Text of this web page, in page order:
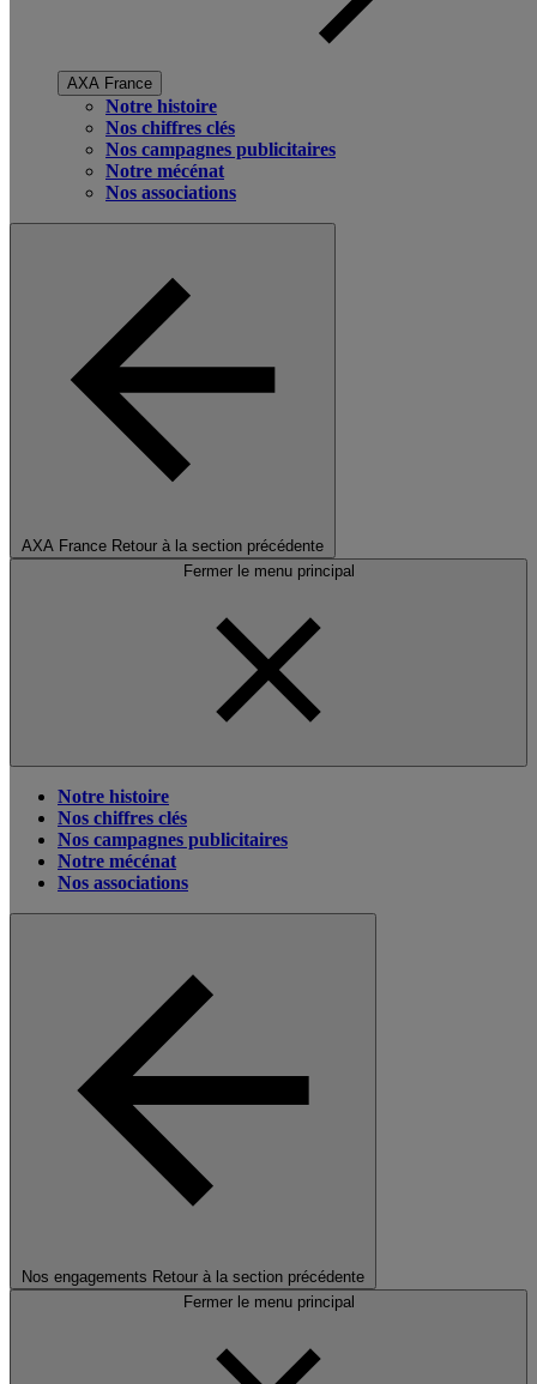
AXA France
Notre histoire
Nos chiffres clés
Nos campagnes publicitaires
Notre mécénat
Nos associations
AXA France Retour à la section précédente
Fermer le menu principal
Notre histoire
Nos chiffres clés
Nos campagnes publicitaires
Notre mécénat
Nos associations
Nos engagements Retour à la section précédente
Fermer le menu principal